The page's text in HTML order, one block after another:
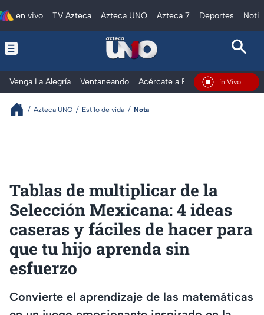
en vivo TV Azteca Azteca UNO Azteca 7 Deportes
Venga La Alegría Ventaneando Acércate a Rocío Al Extremo
En Vivo
Azteca UNO Estilo de vida Nota
Tablas de multiplicar de la
Selección Mexicana: 4 ideas
caseras y fáciles de hacer para
que tu hijo aprenda sin
esfuerzo
Convierte el aprendizaje de las matemáticas